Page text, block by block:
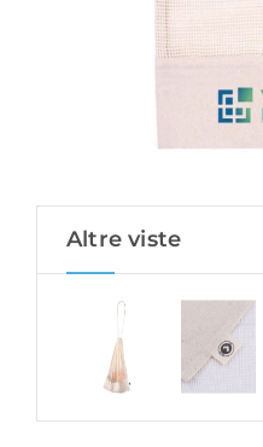
Altre viste